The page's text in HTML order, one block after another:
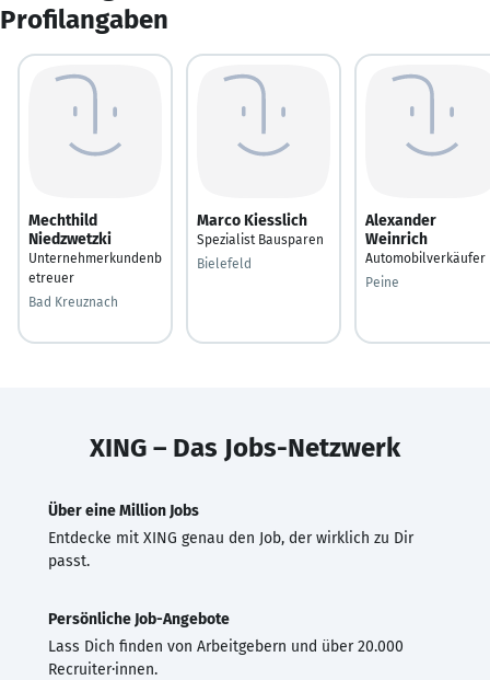
Profilangaben
Mechthild
Niedzwetzki
Unternehmerkundenb
etreuer
Bad Kreuznach
Marco Kiesslich
Spezialist Bausparen
Bielefeld
Alexander
Weinrich
Automobilverkäufer
Peine
XING – Das Jobs-Netzwerk
Über eine Million Jobs
Entdecke mit XING genau den Job, der wirklich zu Dir
passt.
Persönliche Job-Angebote
Lass Dich finden von Arbeitgebern und über 20.000
Recruiter·innen.